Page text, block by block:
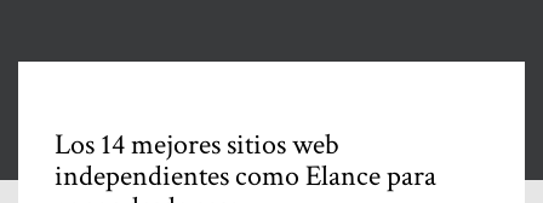
Los 14 mejores sitios web
independientes como Elance para